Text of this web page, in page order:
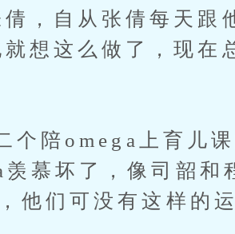
，自从张倩每天跟
想这么做了，现在
陪omega上育儿
慕坏了，像司韶和
他们可没有这样的运